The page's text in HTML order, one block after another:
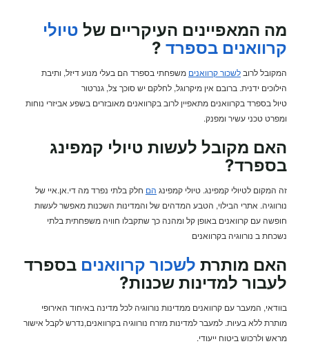
מה המאפיינים העיקריים של טיולי
קרוואנים בספרד ?
המקובל לרובלשכור קרוואנים משפחתי בספרד הם בעלי מנוע דיזל, ותיבת
הילוכים ידנית. ברובם אין מיקרוגל, לחלקם יש סוכך צל, גנרטור
טיול בספרד בקרוואנים מתאפיין לרוב בקרוואנים מאובזרים בשפע אביזרי נוחות
ומפרט טכני עשיר ומפנק.
האם מקובל לעשות טיולי קמפינג
בספרד?
זה המקום לטיולי קמפינג. טיולי קמפינג הם חלק בלתי נפרד מה די.אן.איי של
נורווגיה. אתרי הבילוי, הטבע המדהים של והמדינות השכנות מאפשר לעשות
חופשה עם קרוואנים באופן קל ומהנה כך שתקבלו חוויה משפחתית בלתי
נשכחת ב נורווגיה בקרוואנים
האם מותרת לשכור קרוואנים בספרד
לעבור למדינות שכנות?
בוודאי, המעבר עם קרוואנים ממדינות נורווגיה לכל מדינה באיחוד האירופי
מותרת ללא בעיות. למעבר למדינות מזרח נורווגיה בקרוואנים,נדרש לקבל אישור
מראש ולרכוש ביטוח ייעודי.